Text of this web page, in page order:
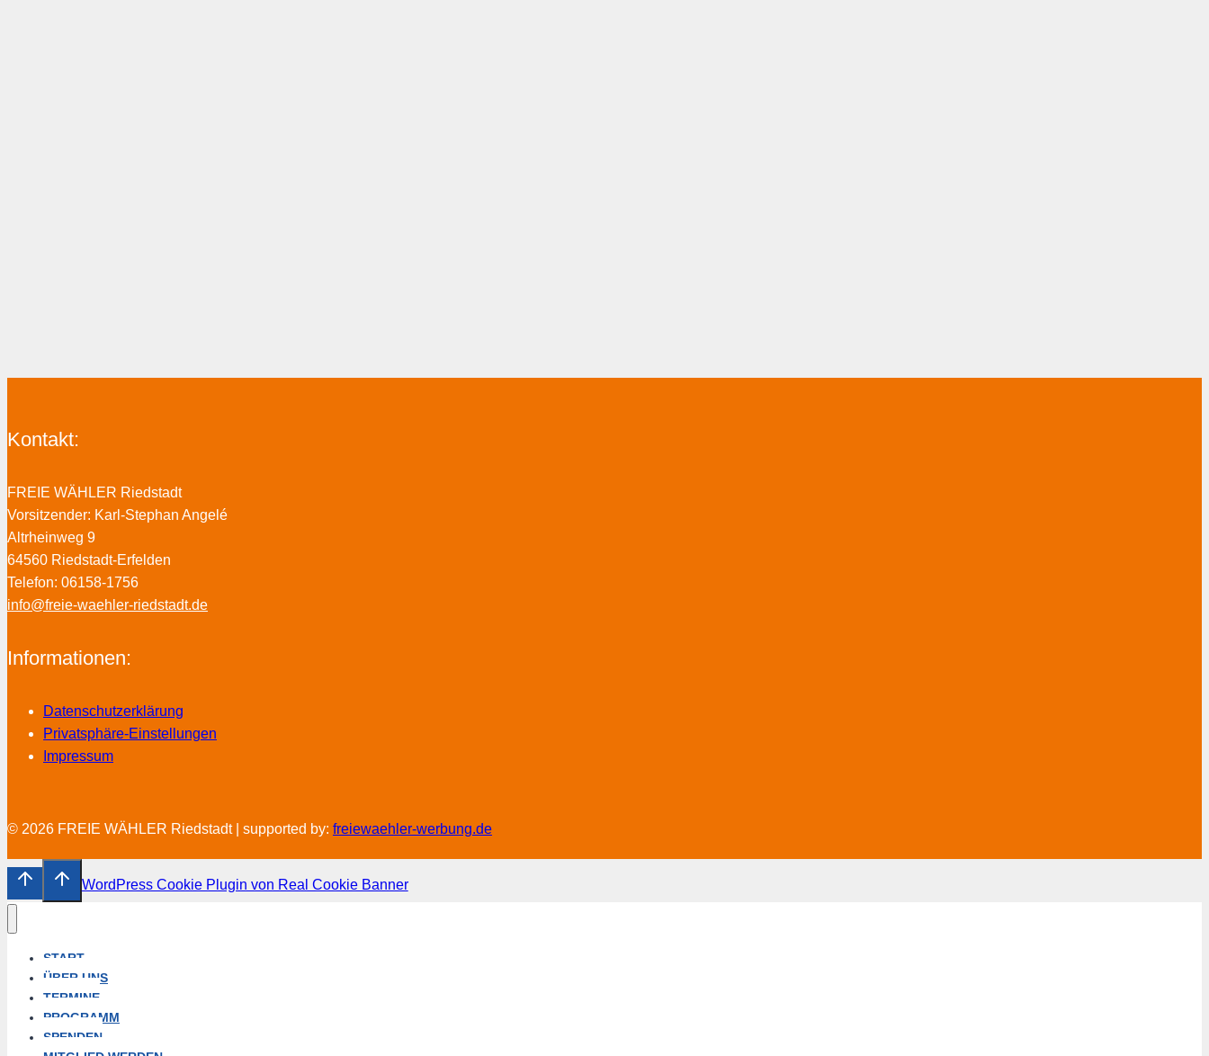
Kontakt:
FREIE WÄHLER Riedstadt
Vorsitzender: Karl-Stephan Angelé
Altrheinweg 9
64560 Riedstadt-Erfelden
Telefon: 06158-1756
info@freie-waehler-riedstadt.de
Informationen:
Datenschutzerklärung
Privatsphäre-Einstellungen
Impressum
© 2026 FREIE WÄHLER Riedstadt | supported by: freiewaehler-werbung.de
WordPress Cookie Plugin von Real Cookie Banner
START
ÜBER UNS
TERMINE
PROGRAMM
SPENDEN